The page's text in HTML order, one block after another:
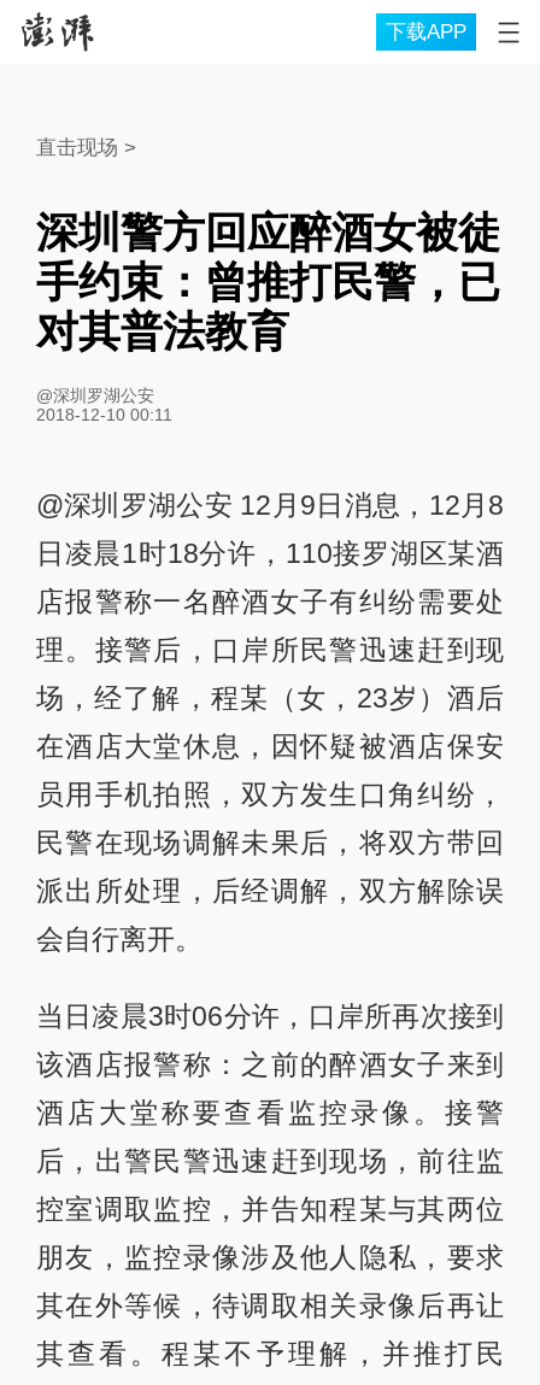
下载APP
直击现场 >
深圳警方回应醉酒女被徒
手约束：曾推打民警，已
对其普法教育
@深圳罗湖公安
2018-12-10 00:11
@深圳罗湖公安 12月9日消息，12月8
日凌晨1时18分许，110接罗湖区某酒
店报警称一名醉酒女子有纠纷需要处
理。接警后，口岸所民警迅速赶到现
场，经了解，程某（女，23岁）酒后
在酒店大堂休息，因怀疑被酒店保安
员用手机拍照，双方发生口角纠纷，
民警在现场调解未果后，将双方带回
派出所处理，后经调解，双方解除误
会自行离开。
当日凌晨3时06分许，口岸所再次接到
该酒店报警称：之前的醉酒女子来到
酒店大堂称要查看监控录像。接警
后，出警民警迅速赶到现场，前往监
控室调取监控，并告知程某与其两位
朋友，监控录像涉及他人隐私，要求
其在外等候，待调取相关录像后再让
其查看。程某不予理解，并推打民